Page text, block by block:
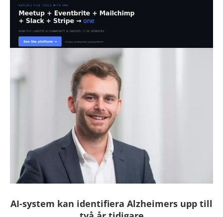
AI-system kan identifiera Alzheimers upp till